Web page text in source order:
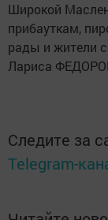
Широкой
прибауткам,
рады и жители
Лариса
Следите за
Telegram-